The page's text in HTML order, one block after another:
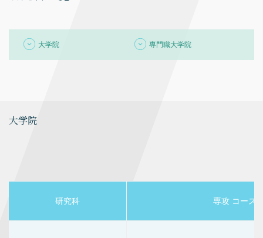
大学院 専門職大学院
大学院
研究科 専攻 コース